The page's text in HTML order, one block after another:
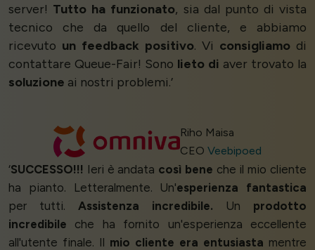
server! Tutto ha funzionato, sia dal punto di vista
tecnico che da quello del cliente, e abbiamo
ricevuto un feedback positivo. Vi consigliamo di
contattare Queue-Fair! Sono lieto di aver trovato la
soluzione ai nostri problemi.’
Riho Maisa
CEO Veebipoed
‘SUCCESSO!!! Ieri è andata così bene che il mio cliente
ha pianto. Letteralmente. Un'esperienza fantastica
per tutti. Assistenza incredibile. Un prodotto
incredibile che ha fornito un'esperienza eccellente
all'utente finale. Il mio cliente era entusiasta mentre